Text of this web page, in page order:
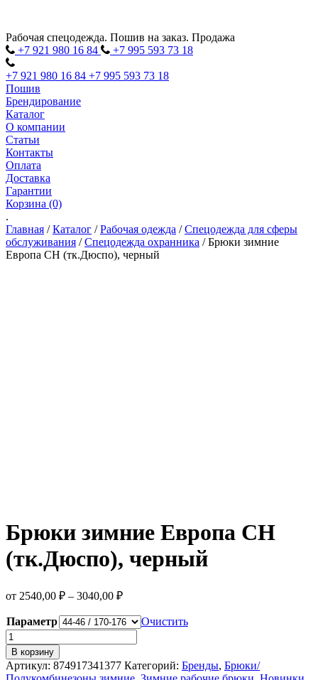
Рабочая спецодежда. Пошив на заказ. Продажа
+7 921 980 16 84 +7 995 593 73 18
+7 921 980 16 84 +7 995 593 73 18
Пошив
Брендирование
Каталог
О компании
Статьи
Контакты
Оплата
Доставка
Гарантии
Корзина (0)
.
Главная /Каталог /Рабочая одежда /Спецодежда для сферы
обслуживания /Спецодежда охранника /Брюки зимние
Европа CH (тк.Дюспо), черный
Брюки зимние Европа CH
(тк.Дюспо), черный
от 2540,00 ₽ – 3040,00 ₽
Параметр
Очистить
Количество
товара
Брюки
зимние
В корзину
Артикул: 874917341377 Категорий: Бренды, Брюки/